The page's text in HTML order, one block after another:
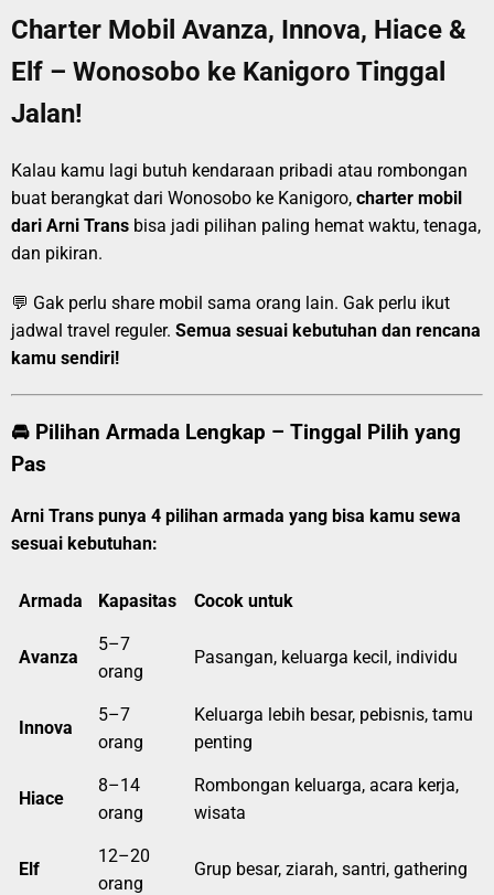
Charter Mobil Avanza, Innova, Hiace &
Elf – Wonosobo ke Kanigoro Tinggal
Jalan!
Kalau kamu lagi butuh kendaraan pribadi atau rombongan
buat berangkat dari Wonosobo ke Kanigoro, charter mobil
dari Arni Trans bisa jadi pilihan paling hemat waktu, tenaga,
dan pikiran.
💬 Gak perlu share mobil sama orang lain. Gak perlu ikut
jadwal travel reguler. Semua sesuai kebutuhan dan rencana
kamu sendiri!
🚘 Pilihan Armada Lengkap – Tinggal Pilih yang
Pas
Arni Trans punya 4 pilihan armada yang bisa kamu sewa
sesuai kebutuhan:
Armada Kapasitas Cocok untuk
Avanza
5–7
orang
Pasangan, keluarga kecil, individu
Innova
5–7
orang
Keluarga lebih besar, pebisnis, tamu
penting
Hiace
8–14
orang
Rombongan keluarga, acara kerja,
wisata
Elf
12–20
orang
Grup besar, ziarah, santri, gathering